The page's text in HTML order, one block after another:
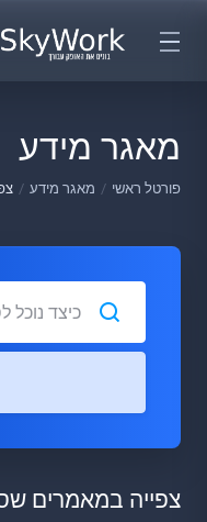
מאגר מידע
פורטל ראשי מאגר מידע
צפייה במאמרים